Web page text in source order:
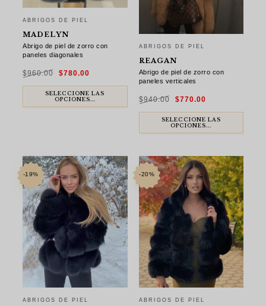
ABRIGOS DE PIEL
MADELYN
Abrigo de piel de zorro con
paneles diagonales
$960.00
El
precio
era:
$960.00.
$780.00
es:
$780.00.
SELECCIONE LAS
OPCIONES...
ABRIGOS DE PIEL
REAGAN
Abrigo de piel de zorro con
paneles verticales
$940.00
El
precio
era:
$940.00.
$770.00precio
es:
$770.00.
SELECCIONE LAS
OPCIONES...
-19%
ABRIGOS DE PIEL
-20%
ABRIGOS DE PIEL